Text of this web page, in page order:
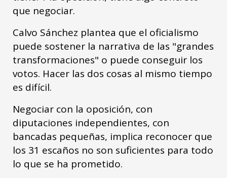
que negociar.
Calvo Sánchez plantea que el oficialismo
puede sostener la narrativa de las "grandes
transformaciones" o puede conseguir los
votos. Hacer las dos cosas al mismo tiempo
es difícil.
Negociar con la oposición, con
diputaciones independientes, con
bancadas pequeñas, implica reconocer que
los 31 escaños no son suficientes para todo
lo que se ha prometido.